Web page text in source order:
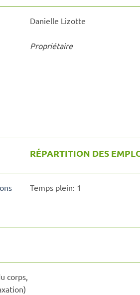
Danielle Lizotte
Propriétaire
RÉPARTITION DES
Temps plein: 1
corps,